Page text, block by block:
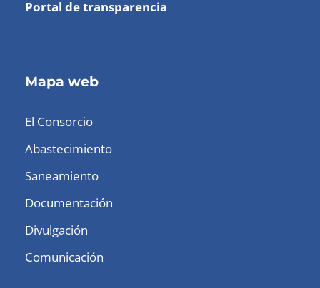
Portal de transparencia
Mapa web
El Consorcio
Abastecimiento
Saneamiento
Documentación
Divulgación
Comunicación